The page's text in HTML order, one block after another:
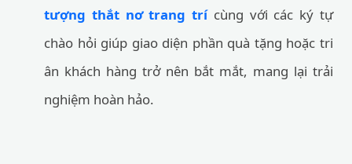
tượng thắt nơ trang trícùng với các ký tự
chào hỏi giúp giao diện phần quà tặng hoặc tri
ân khách hàng trở nên bắt mắt, mang lại trải
nghiệm hoàn hảo.